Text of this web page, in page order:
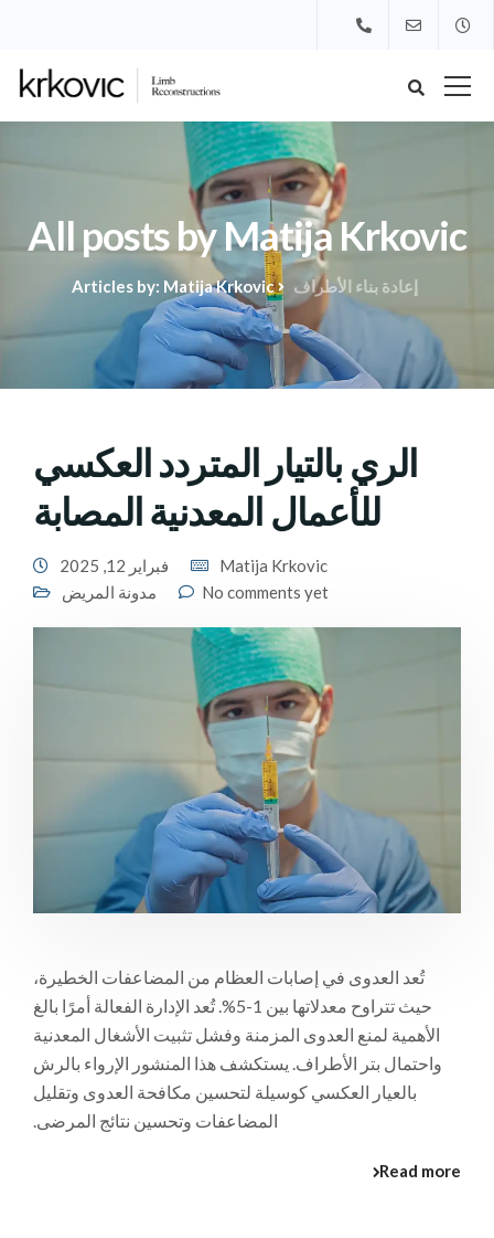
All posts by Matija Krkovic
إعادة بناء الأطراف Articles by: Matija Krkovic
الري بالتيار المتردد العكسي
للأعمال المعدنية المصابة
فبراير 12, 2025
Matija Krkovic
مدونة المريض
No comments yet
تُعد العدوى في إصابات العظام من المضاعفات الخطيرة،
حيث تتراوح معدلاتها بين 1-5%. تُعد الإدارة الفعالة أمرًا بالغ
الأهمية لمنع العدوى المزمنة وفشل تثبيت الأشغال المعدنية
واحتمال بتر الأطراف. يستكشف هذا المنشور الإرواء بالرش
بالعيار العكسي كوسيلة لتحسين مكافحة العدوى وتقليل
المضاعفات وتحسين نتائج المرضى.
Read more